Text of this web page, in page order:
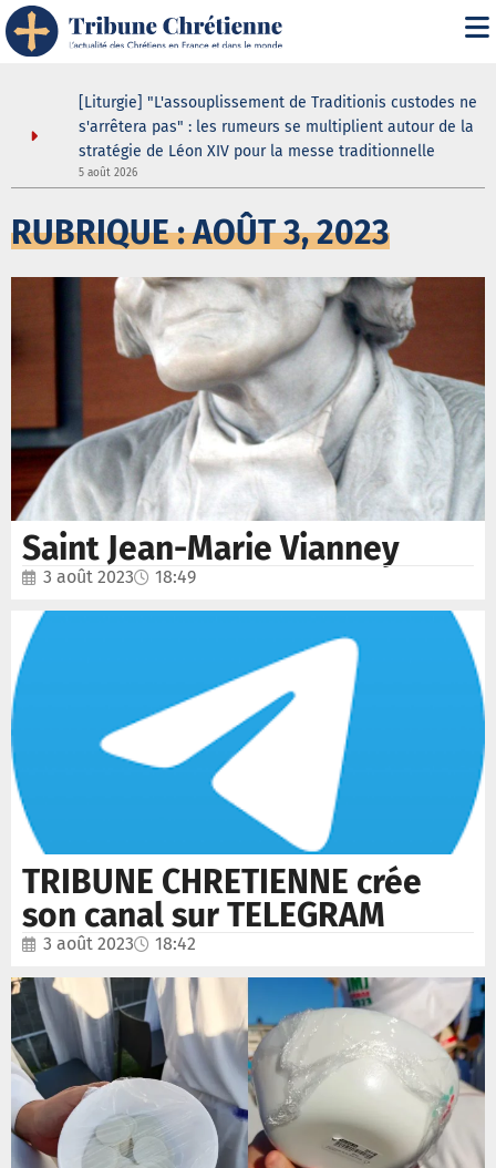
[Liturgie] "L'assouplissement de Traditionis custodes ne
s'arrêtera pas" : les rumeurs se multiplient autour de la
stratégie de Léon XIV pour la messe traditionnelle
5 août 2026
RUBRIQUE : AOÛT 3, 2023
Saint Jean-Marie Vianney
3 août 2023 18:49
TRIBUNE CHRETIENNE crée
son canal sur TELEGRAM
3 août 2023 18:42